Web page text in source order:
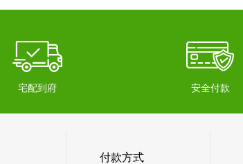
宅配到府 安全付款
付款方式